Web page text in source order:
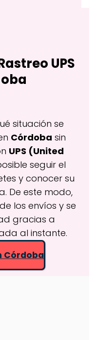
UPS
situación se
Córdoba sin
UPS (United
seguir el
y conocer su
De este modo,
los envíos y se
gracias a
al instante.
Córdoba